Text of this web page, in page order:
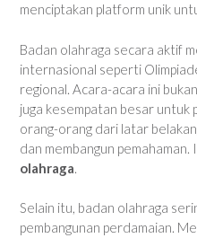
menciptakan platform unik
Badan olahraga secara aktif
internasional seperti
regional. Acara-acara ini
juga kesempatan besar untuk
orang-orang dari latar
dan membangun pemahaman.
olahraga
Selain itu, badan olahraga
pembangunan perdamaian.